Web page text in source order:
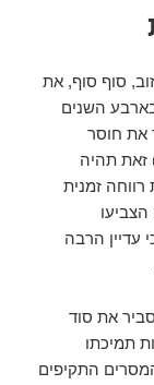
סוף סוף, את
השנים
את חוסר
זאת תהיה
זמנית
הצביעו
עדיין הרבה
את סוד
תמיכתו
התקיפים